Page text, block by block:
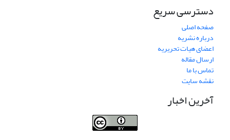
دسترسی سریع
صفحه اصلی
درباره نشریه
اعضای هیات تحریریه
ارسال مقاله
تماس با ما
نقشه سایت
آخرین اخبار